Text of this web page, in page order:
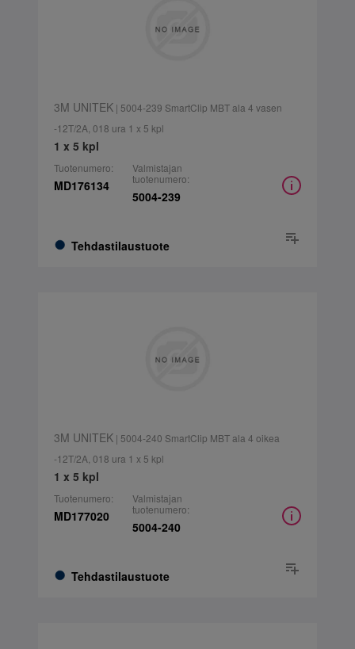
3M UNITEK| 5004-239 SmartClip MBT ala 4 vasen
-12T/2A, 018 ura 1 x 5 kpl
1 x 5 kpl
Tuotenumero:
MD176134
Tehdastilaustuote
Valmistajan
tuotenumero:
5004-239
3M UNITEK| 5004-240 SmartClip MBT ala 4 oikea
-12T/2A, 018 ura 1 x 5 kpl
1 x 5 kpl
Tuotenumero:
MD177020
Tehdastilaustuote
Valmistajan
tuotenumero:
5004-240